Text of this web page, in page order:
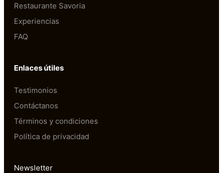
Restaurante Savoria
Experiencias
FAQ
Enlaces útiles
Testimonios
Contáctanos
Términos y condiciones
Política de privacidad
Newsletter